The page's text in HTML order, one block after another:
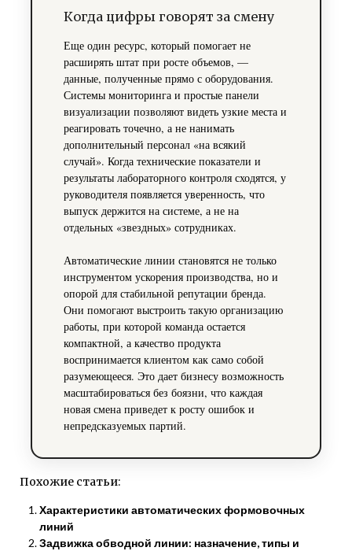
Когда цифры говорят за смену
Еще один ресурс, который помогает не
расширять штат при росте объемов, —
данные, полученные прямо с оборудования.
Системы мониторинга и простые панели
визуализации позволяют видеть узкие места и
реагировать точечно, а не нанимать
дополнительный персонал «на всякий
случай». Когда технические показатели и
результаты лабораторного контроля сходятся, у
руководителя появляется уверенность, что
выпуск держится на системе, а не на
отдельных «звездных» сотрудниках.
Автоматические линии становятся не только
инструментом ускорения производства, но и
опорой для стабильной репутации бренда.
Они помогают выстроить такую организацию
работы, при которой команда остается
компактной, а качество продукта
воспринимается клиентом как само собой
разумеющееся. Это дает бизнесу возможность
масштабироваться без боязни, что каждая
новая смена приведет к росту ошибок и
непредсказуемых партий.
Похожие статьи:
Характеристики автоматических формовочных
линий
Задвижка обводной линии: назначение, типы и